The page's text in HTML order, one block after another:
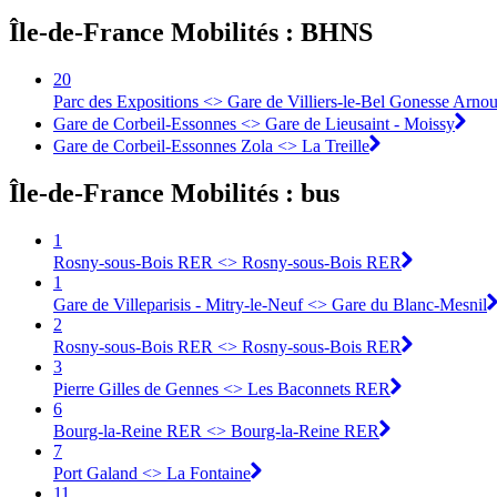
Île-de-France Mobilités : BHNS
20
Parc des Expositions <> Gare de Villiers-le-Bel Gonesse
Gare de Corbeil-Essonnes <> Gare de Lieusaint - Moissy
Gare de Corbeil-Essonnes Zola <> La Treille
Île-de-France Mobilités : bus
1
Rosny-sous-Bois RER <> Rosny-sous-Bois RER
1
Gare de Villeparisis - Mitry-le-Neuf <> Gare du Blanc-Mesnil
2
Rosny-sous-Bois RER <> Rosny-sous-Bois RER
3
Pierre Gilles de Gennes <> Les Baconnets RER
6
Bourg-la-Reine RER <> Bourg-la-Reine RER
7
Port Galand <> La Fontaine